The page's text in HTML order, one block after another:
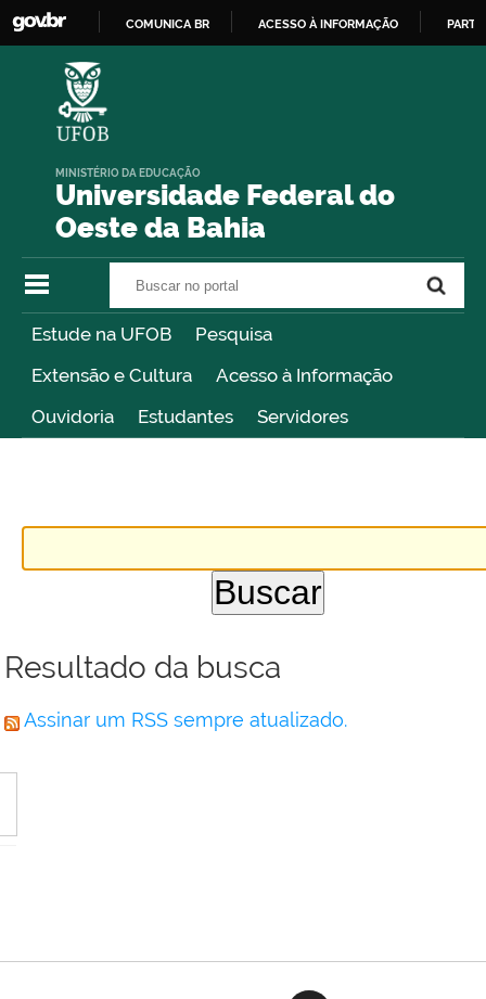
COMUNICA BR ACESSO À INFORMAÇÃO
Universidade Federal do
Oeste da Bahia
MINISTÉRIO DA EDUCAÇÃO
Estude na UFOB
Pesquisa
Extensão e Cultura
Acesso à Informação
Ouvidoria
Estudantes Servidores
Resultado da busca
Assinar um RSS sempre atualizado.